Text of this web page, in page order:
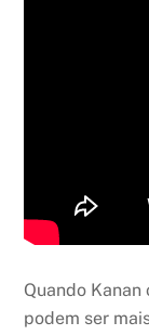
Quando Kanan
podem ser